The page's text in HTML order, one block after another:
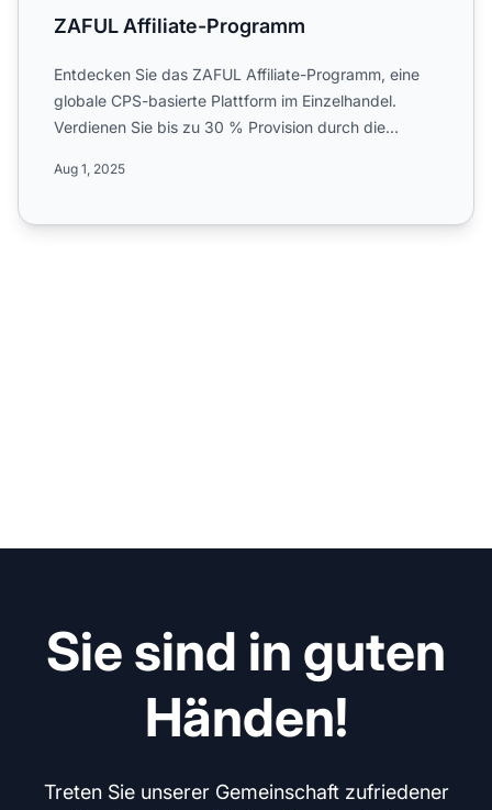
ZAFUL Affiliate-Programm
Entdecken Sie das ZAFUL Affiliate-Programm, eine
globale CPS-basierte Plattform im Einzelhandel.
Verdienen Sie bis zu 30 % Provision durch die
Aug 1, 2025
Sie sind in guten
Händen!
Treten Sie unserer Gemeinschaft zufriedener